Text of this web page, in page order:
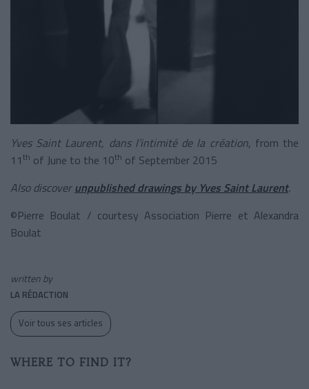
Yves Saint Laurent, dans l’intimité de la création, from the
11th of June to the 10th of September 2015
Also discoverunpublished drawings by Yves Saint Laurent.
©Pierre Boulat / courtesy Association Pierre et Alexandra
Boulat
written by
LA RÉDACTION
Voir tous ses articles
WHERE TO FIND IT?